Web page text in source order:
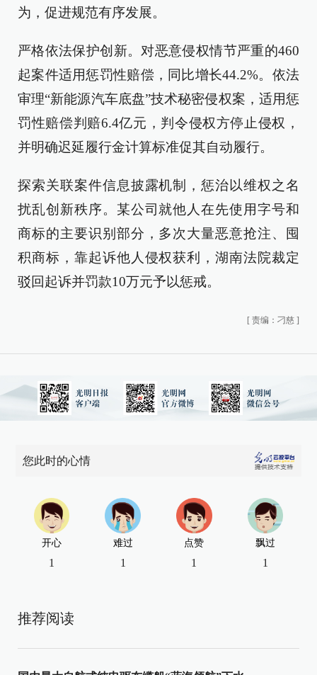
为，促进规范有序发展。
严格依法保护创新。对恶意侵权情节严重的460
起案件适用惩罚性赔偿，同比增长44.2%。依法
审理“新能源汽车底盘”技术秘密侵权案，适用惩
罚性赔偿判赔6.4亿元，判令侵权方停止侵权，
并明确迟延履行金计算标准促其自动履行。
探索关联案件信息披露机制，惩治以维权之名
扰乱创新秩序。某公司就他人在先使用字号和
商标的主要识别部分，多次大量恶意抢注、囤
积商标，靠起诉他人侵权获利，湖南法院裁定
驳回起诉并罚款10万元予以惩戒。
[ 责编：刁慈 ]
您此时的心情
开心
1
难过
1
点赞
1
飘过
1
推荐阅读